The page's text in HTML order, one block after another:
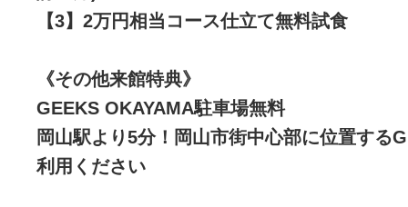
【3】2万円相当コース仕立て無料試食
《その他来館特典》
GEEKS OKAYAMA駐車場無料
岡山駅より5分！岡山市街中心部に位置する
利用ください